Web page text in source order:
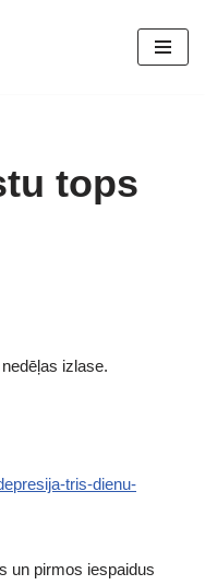
tops
izlase.
tris-dienu-
un pirmos iespaidus